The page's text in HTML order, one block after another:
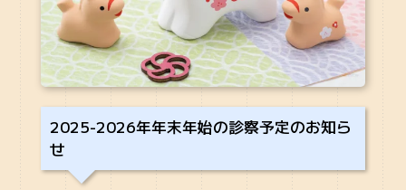
2025-2026年年末年始の診察予定のお知ら
せ